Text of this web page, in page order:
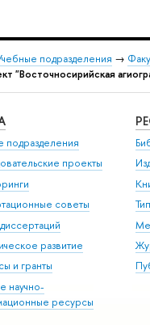
подразделения →
"Восточносирийская
подразделения
проекты
советы
развитие
и гранты
научно-
ресурсы